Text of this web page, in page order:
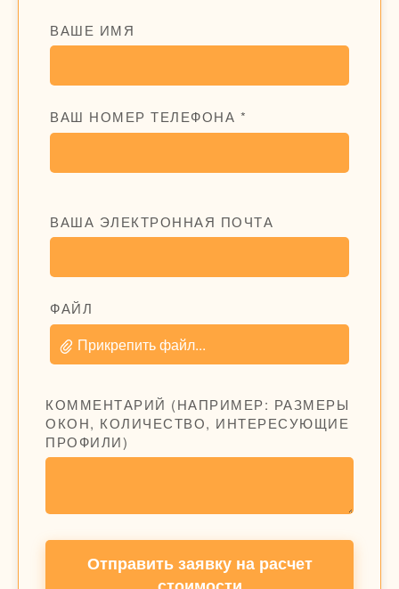
ВАШЕ ИМЯ
ВАШ НОМЕР ТЕЛЕФОНА *
ВАША ЭЛЕКТРОННАЯ ПОЧТА
ФАЙЛ
Прикрепить файл...
КОММЕНТАРИЙ (НАПРИМЕР: РАЗМЕРЫ
ОКОН, КОЛИЧЕСТВО, ИНТЕРЕСУЮЩИЕ
ПРОФИЛИ)
Отправить заявку на расчет